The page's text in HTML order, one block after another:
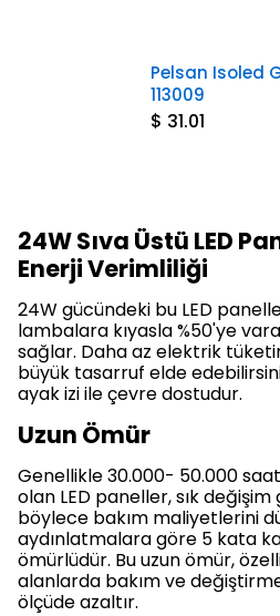
Pelsan Isoled
113009
$ 31.01
24W Sıva Üstü LED
Enerji Verimliliği
24W gücündeki bu LED
lambalara kıyasla %50'ye
sağlar. Daha az elektrik
büyük tasarruf elde
ayak izi ile çevre dostudur.
Uzun Ömür
Genellikle 30.000- 50.000
olan LED paneller, sık
böylece bakım maliyetlerini
aydınlatmalara göre 5 kata
ömürlüdür. Bu uzun ömür,
alanlarda bakım ve
ölçüde azaltır.